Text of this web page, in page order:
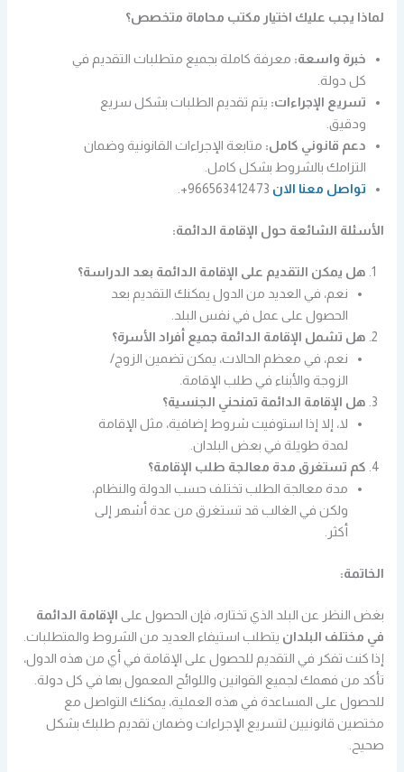
لماذا يجب عليك اختيار مكتب محاماة متخصص؟
خبرة واسعة: معرفة كاملة بجميع متطلبات التقديم في
كل دولة.
تسريع الإجراءات: يتم تقديم الطلبات بشكل سريع
ودقيق.
دعم قانوني كامل: متابعة الإجراءات القانونية وضمان
التزامك بالشروط بشكل كامل.
تواصل معنا الان
الأسئلة الشائعة حول الإقامة الدائمة:
هل يمكن التقديم على الإقامة الدائمة بعد الدراسة؟
نعم، في العديد من الدول يمكنك التقديم بعد
الحصول على عمل في نفس البلد.
هل تشمل الإقامة الدائمة جميع أفراد الأسرة؟
نعم، في معظم الحالات، يمكن تضمين الزوج/
الزوجة والأبناء في طلب الإقامة.
هل الإقامة الدائمة تمنحني الجنسية؟
لا، إلا إذا استوفيت شروط إضافية، مثل الإقامة
لمدة طويلة في بعض البلدان.
كم تستغرق مدة معالجة طلب الإقامة؟
مدة معالجة الطلب تختلف حسب الدولة والنظام،
ولكن في الغالب قد تستغرق من عدة أشهر إلى
أكثر.
الخاتمة:
بغض النظر عن البلد الذي تختاره، فإن الحصول على الإقامة الدائمة
في مختلف البلدان يتطلب استيفاء العديد من الشروط والمتطلبات.
إذا كنت تفكر في التقديم للحصول على الإقامة في أي من هذه الدول،
تأكد من فهمك لجميع القوانين واللوائح المعمول بها في كل دولة.
للحصول على المساعدة في هذه العملية، يمكنك التواصل مع
مختصين قانونيين لتسريع الإجراءات وضمان تقديم طلبك بشكل
صحيح.